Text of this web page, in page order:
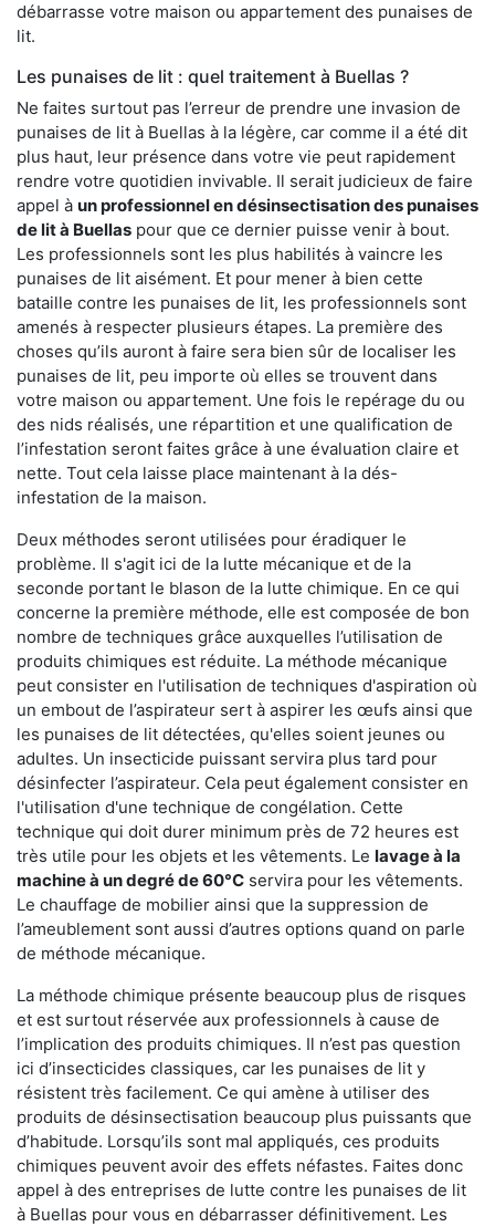
débarrasse votre maison ou appartement des punaises de
lit.
Les punaises de lit : quel traitement à Buellas ?
Ne faites surtout pas l’erreur de prendre une invasion de
punaises de lit à Buellas à la légère, car comme il a été dit
plus haut, leur présence dans votre vie peut rapidement
rendre votre quotidien invivable. Il serait judicieux de faire
appel à un professionnel en désinsectisation des punaises
de lit à Buellas pour que ce dernier puisse venir à bout.
Les professionnels sont les plus habilités à vaincre les
punaises de lit aisément. Et pour mener à bien cette
bataille contre les punaises de lit, les professionnels sont
amenés à respecter plusieurs étapes. La première des
choses qu’ils auront à faire sera bien sûr de localiser les
punaises de lit, peu importe où elles se trouvent dans
votre maison ou appartement. Une fois le repérage du ou
des nids réalisés, une répartition et une qualification de
l’infestation seront faites grâce à une évaluation claire et
nette. Tout cela laisse place maintenant à la dés-
infestation de la maison.
Deux méthodes seront utilisées pour éradiquer le
problème. Il s'agit ici de la lutte mécanique et de la
seconde portant le blason de la lutte chimique. En ce qui
concerne la première méthode, elle est composée de bon
nombre de techniques grâce auxquelles l’utilisation de
produits chimiques est réduite. La méthode mécanique
peut consister en l'utilisation de techniques d'aspiration où
un embout de l’aspirateur sert à aspirer les œufs ainsi que
les punaises de lit détectées, qu'elles soient jeunes ou
adultes. Un insecticide puissant servira plus tard pour
désinfecter l’aspirateur. Cela peut également consister en
l'utilisation d'une technique de congélation. Cette
technique qui doit durer minimum près de 72 heures est
très utile pour les objets et les vêtements. Le lavage à la
machine à un degré de 60°C servira pour les vêtements.
Le chauffage de mobilier ainsi que la suppression de
l’ameublement sont aussi d’autres options quand on parle
de méthode mécanique.
La méthode chimique présente beaucoup plus de risques
et est surtout réservée aux professionnels à cause de
l’implication des produits chimiques. Il n’est pas question
ici d’insecticides classiques, car les punaises de lit y
résistent très facilement. Ce qui amène à utiliser des
produits de désinsectisation beaucoup plus puissants que
d’habitude. Lorsqu’ils sont mal appliqués, ces produits
chimiques peuvent avoir des effets néfastes. Faites donc
appel à des entreprises de lutte contre les punaises de lit
à Buellas pour vous en débarrasser définitivement. Les